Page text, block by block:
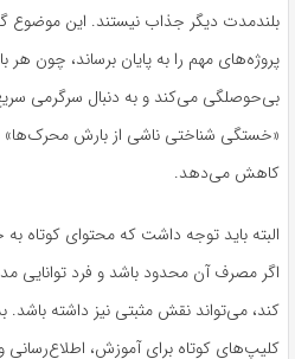
بلندمدت دیگر جذاب نیستند. این موضوع
پروژه‌های مهم را به پایان برساند، چون
بی‌حوصلگی می‌کند و به دنبال سرگرمی
«خستگی شناختی ناشی از بارش
کاهش می‌دهد.
البته باید توجه داشت که محتوای
اگر مصرف آن محدود باشد و فرد توانایی
کند، می‌تواند نقش مثبتی نیز داشته باشد.
کلیپ‌های کوتاه برای آموزش، اطلاع‌رسانی